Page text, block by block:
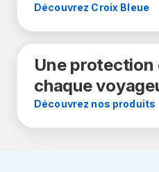
Découvrez Croix Bleue
Une
chaque
Découvrez nos produits